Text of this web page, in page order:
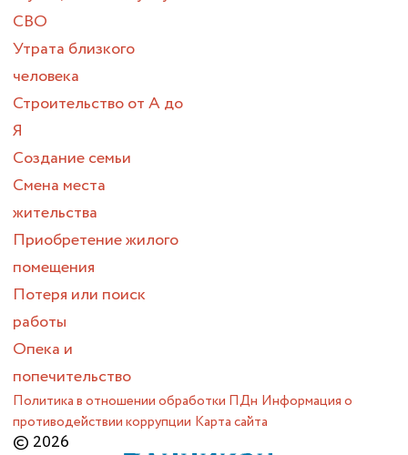
СВО
Утрата близкого
человека
Строительство от А до
Я
Создание семьи
Смена места
жительства
Приобретение жилого
помещения
Потеря или поиск
работы
Опека и
попечительство
Политика в отношении обработки ПДн Информация о
противодействии коррупции Карта сайта
© 2026